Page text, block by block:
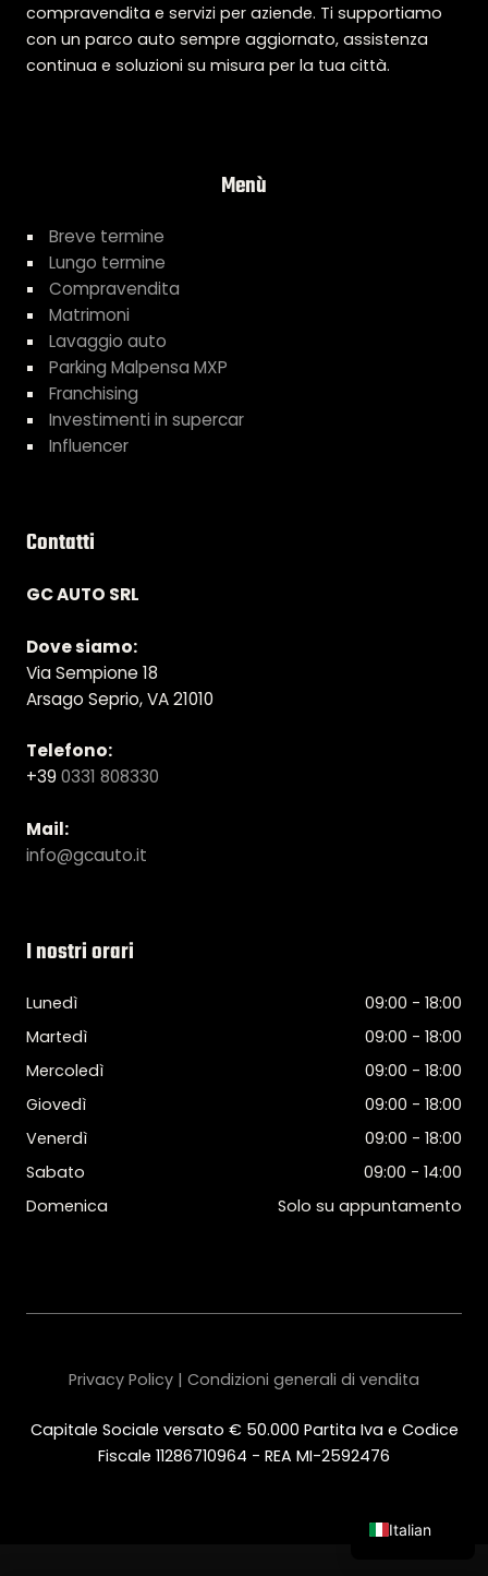
compravendita e servizi per aziende. Ti supportiamo
con un parco auto sempre aggiornato, assistenza
continua e soluzioni su misura per la tua città.
Menù
Breve termine
Lungo termine
Compravendita
Matrimoni
Lavaggio auto
Parking Malpensa MXP
Franchising
Investimenti in supercar
Influencer
Contatti
GC AUTO SRL
Dove siamo:
Via Sempione 18
Arsago Seprio, VA 21010
Telefono:
+39 0331 808330
Mail:
info@gcauto.it
I nostri orari
Lunedì
09:00 - 18:00
Martedì
09:00 - 18:00
Mercoledì
09:00 - 18:00
Giovedì
09:00 - 18:00
Venerdì
09:00 - 18:00
Sabato
09:00 - 14:00
Domenica
Solo su appuntamento
Capitale Sociale versato € 50.000 Partita Iva e Codice
Fiscale 11286710964 - REA MI-2592476
Privacy Policy | Condizioni generali di vendita
Italian